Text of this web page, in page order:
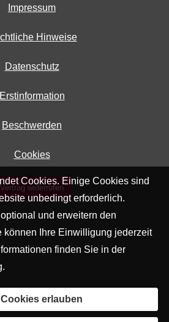
Impressum
Hinweise
Datenschutz
Erstinformation
Beschwerden
Cookies
Vertrag widerrufen
Cookies. Einige Cookies sind
unbedingt erforderlich.
und erweitern den
können Ihre Einwilligung jederzeit
finden Sie in der
.
erlauben